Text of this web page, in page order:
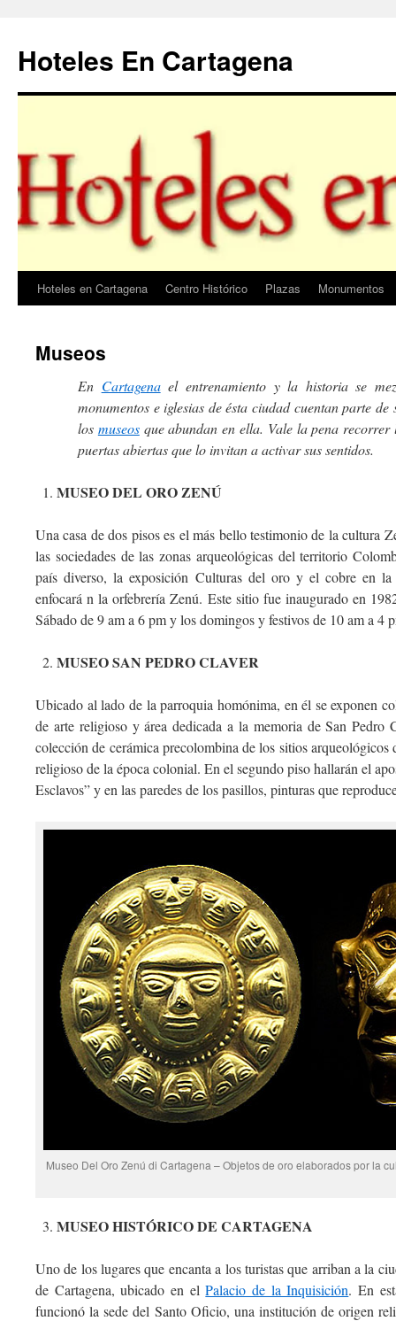
contenido
Hoteles En Cartagena
Hoteles en Cartagena Centro Histórico Plazas Monumentos
Museos
En Cartagenael entrenamiento y la historia se
monumentos e iglesias de ésta ciudad cuentan parte
los museosque abundan en ella. Vale la pena recorrer
puertas abiertas que lo invitan a activar sus sentidos.
MUSEO DEL ORO ZENÚ
Una casa de dos pisos es el más bello testimonio de la cultura
las sociedades de las zonas arqueológicas del territorio
país diverso, la exposición Culturas del oro y el cobre en
enfocará n la orfebrería Zenú. Este sitio fue inaugurado en
Sábado de 9 am a 6 pm y los domingos y festivos de 10 am a 4
MUSEO SAN PEDRO CLAVER
Ubicado al lado de la parroquia homónima, en él se exponen
de arte religioso y área dedicada a la memoria de San Pedro
colección de cerámica precolombina de los sitios
religioso de la época colonial. En el segundo piso hallarán el
Esclavos” y en las paredes de los pasillos, pinturas que
Museo Del Oro Zenú di Cartagena – Objetos de oro elaborados por la
MUSEO HISTÓRICO DE CARTAGENA
Uno de los lugares que encanta a los turistas que arriban a la
de Cartagena, ubicado en elPalacio de la Inquisición. En
funcionó la sede del Santo Oficio, una institución de origen